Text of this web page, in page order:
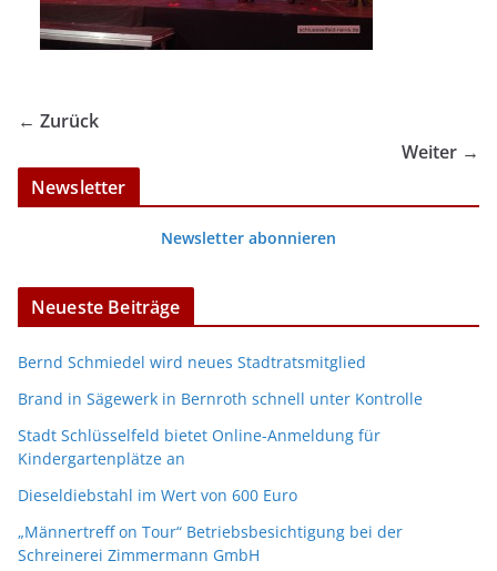
← Zurück
Weiter →
Newsletter
Newsletter abonnieren
Neueste Beiträge
Bernd Schmiedel wird neues Stadtratsmitglied
Brand in Sägewerk in Bernroth schnell unter Kontrolle
Stadt Schlüsselfeld bietet Online-Anmeldung für
Kindergartenplätze an
Dieseldiebstahl im Wert von 600 Euro
„Männertreff on Tour“ Betriebsbesichtigung bei der
Schreinerei Zimmermann GmbH